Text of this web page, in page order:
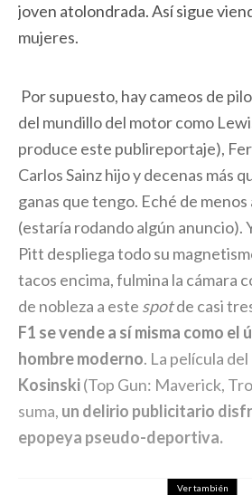
joven atolondrada. Así sigue
mujeres.
Por supuesto, hay cameos de
del mundillo del motor como
produce este publireportaje),
Carlos Sainz hijo y decenas más
ganas que tengo. Eché de
(estaría rodando algún anuncio).
Pitt despliega todo su
tacos encima, fulmina la cámara
de nobleza a este spotde casi
F1 se vende a sí misma como
hombre moderno. La película
Kosinski(Top Gun: Maverick,
suma, un delirio publicitario
epopeya pseudo-deportiva.
Ver también